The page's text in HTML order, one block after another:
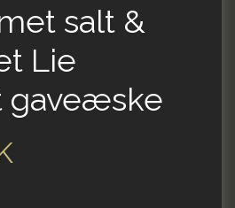
salt &
Lie
gaveæske